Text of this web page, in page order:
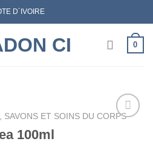
D´IVOIRE
0
SAVONS ET SOINS DU CORPS
100ml